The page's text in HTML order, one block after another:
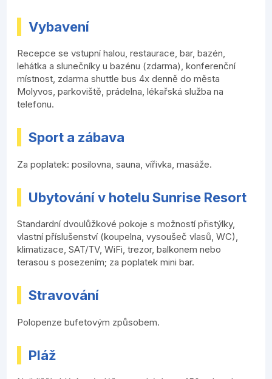
Vybavení
Recepce se vstupní halou, restaurace, bar, bazén,
lehátka a slunečníky u bazénu (zdarma), konferenční
místnost, zdarma shuttle bus 4x denně do města
Molyvos, parkoviště, prádelna, lékařská služba na
telefonu.
Sport a zábava
Za poplatek: posilovna, sauna, vířivka, masáže.
Ubytování v hotelu Sunrise Resort
Standardní dvoulůžkové pokoje s možností přistýlky,
vlastní příslušenství (koupelna, vysoušeč vlasů, WC),
klimatizace, SAT/TV, WiFi, trezor, balkonem nebo
terasou s posezením; za poplatek mini bar.
Stravování
Polopenze bufetovým způsobem.
Pláž